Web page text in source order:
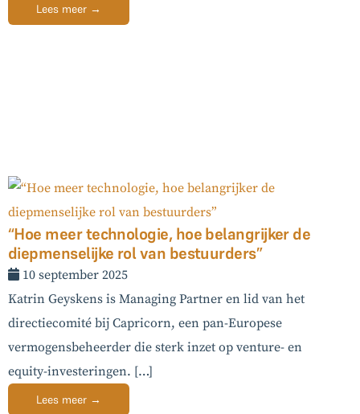
Lees meer →
“Hoe meer technologie, hoe belangrijker de
diepmenselijke rol van bestuurders”
10 september 2025
Katrin Geyskens is Managing Partner en lid van het
directiecomité bij Capricorn, een pan-Europese
vermogensbeheerder die sterk inzet op venture- en
equity-investeringen. […]
Lees meer →